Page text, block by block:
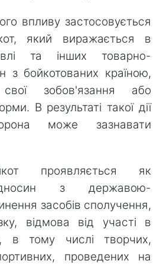
впливу застосовується
який виражається в
та інших товарно-
з бойкотованих країною,
зобов'язання або
В результаті такої дії
може зазнавати
проявляється як
з державою-
засобів сполучення,
відмова від участі в
в тому числі творчих,
проведених на